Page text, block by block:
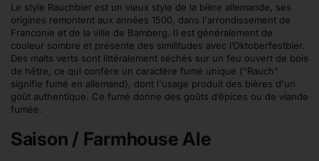
Le style Rauchbier est un vieux style de la bière allemande, ses
origines remontent aux années 1500, dans l'arrondissement de
Franconie et de la ville de Bamberg. Il est généralement de
couleur sombre et présente des similitudes avec l’Oktoberfestbier.
Des malts verts sont littéralement séchés sur un feu ouvert de bois
de hêtre, ce qui confère un caractère fumé unique ("Rauch"
signifie fumé en allemand), dont l'usage produit des bières d'un
goût authentique. Ce fumé donne des goûts d’épices ou de viande
fumée.
Saison / Farmhouse Ale